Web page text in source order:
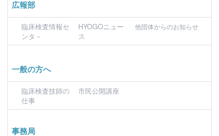
広報部
臨床検査情報セ
ンタ－
HYOGOニュー
ス
他団体からのお知らせ
一般の方へ
臨床検査技師の
仕事
市民公開講座
事務局